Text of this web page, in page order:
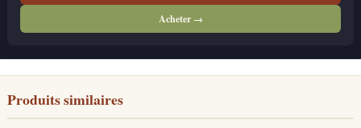
Acheter →
Produits similaires